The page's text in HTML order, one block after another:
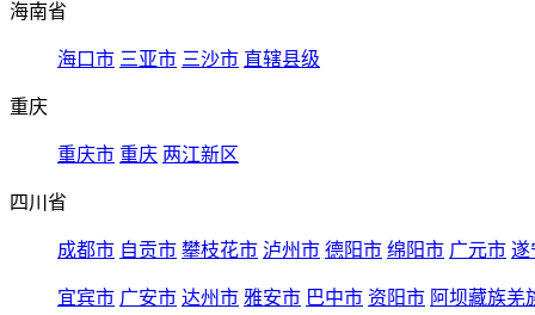
海南省
海口市 三亚市 三沙市 直辖县级
重庆
重庆市 重庆 两江新区
四川省
成都市 自贡市 攀枝花市 泸州市 德阳市 绵阳市 广元市 遂
宜宾市 广安市 达州市 雅安市 巴中市 资阳市 阿坝藏族羌